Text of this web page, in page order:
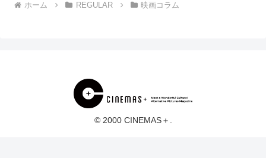
ホーム REGULAR 映画コラム
© 2000 CINEMAS＋.